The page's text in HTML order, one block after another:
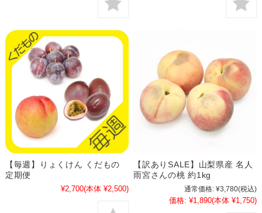
【毎週】りょくけん くだもの
定期便
¥2,700(本体 ¥2,500)
【訳ありSALE】山梨県産 名人
雨宮さんの桃 約1kg
通常価格: ¥3,780(税込)
価格: ¥1,890(本体 ¥1,750)